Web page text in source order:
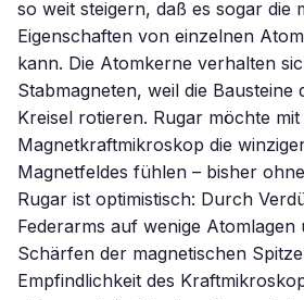
so weit steigern, daß es sogar die
Eigenschaften von einzelnen
kann. Die Atomkerne verhalten
Stabmagneten, weil die Bausteine
Kreisel rotieren. Rugar möchte mit
Magnetkraftmikroskop die
Magnetfeldes fühlen – bisher
Rugar ist optimistisch: Durch
Federarms auf wenige Atomlagen
Schärfen der magnetischen
Empfindlichkeit des